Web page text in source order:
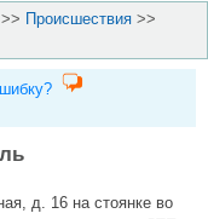
>> Происшествия >>
д. 16 на стоянке во